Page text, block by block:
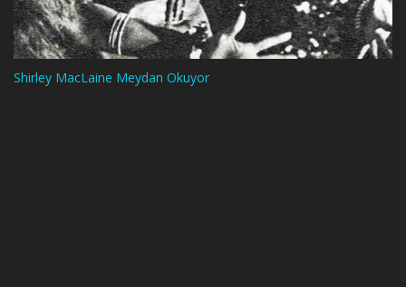
Shirley MacLaine Meydan Okuyor